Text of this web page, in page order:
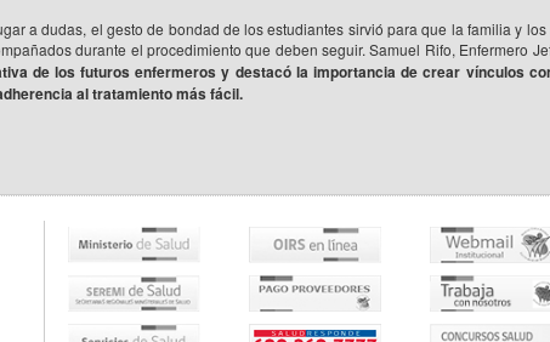
a dudas, el gesto de bondad de los estudiantes sirvió para que la familia y
durante el procedimiento que deben seguir. Samuel Rifo, Enfermero
de los futuros enfermeros y destacó la importancia de crear vínculos
al tratamiento más fácil.